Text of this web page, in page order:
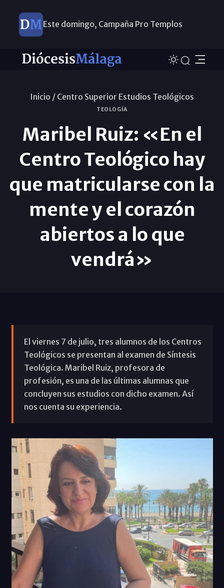
Este domingo, Campaña Pro Templos
Inicio / Centro Superior Estudios Teológicos
TEOLOGÍA
Maribel Ruiz: «En el
Centro Teológico hay
que matricularse con la
mente y el corazón
abiertos a lo que
vendrá»
El viernes 7 de julio, tres alumnos de los Centros
Teológicos se presentan al examen de Síntesis
Teológica. Maribel Ruiz, profesora de
profesión, es una de las últimas alumnas que
concluyen sus estudios con dicho examen. Así
nos cuenta su experiencia.